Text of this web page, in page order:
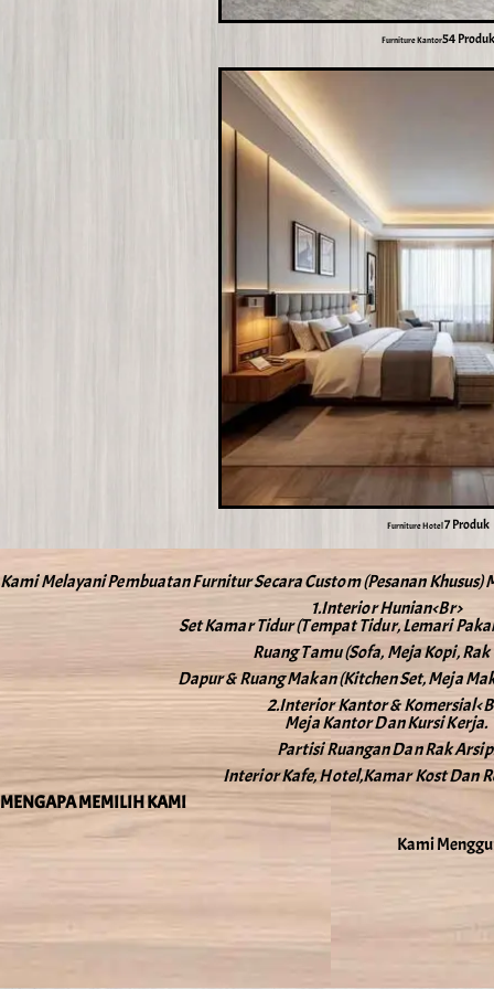
Furniture Kantor54
Furniture Hotel7 Produk
Kami Melayani Pembuatan Furnitur Secara Custom (pesanan Khusus)
1.Interior Hunian<br>
Set Kamar Tidur (Tempat Tidur, Lemari
Ruang Tamu (Sofa, Meja Kopi, Rak
Dapur & Ruang Makan (Kitchen Set, Meja
2.Interior Kantor &
Meja Kantor Dan Kursi Kerja.
Partisi Ruangan Dan Rak
Interior Kafe, Hotel,kamar Kost Dan
MENGAPA MEMILIH KAMI
Kami